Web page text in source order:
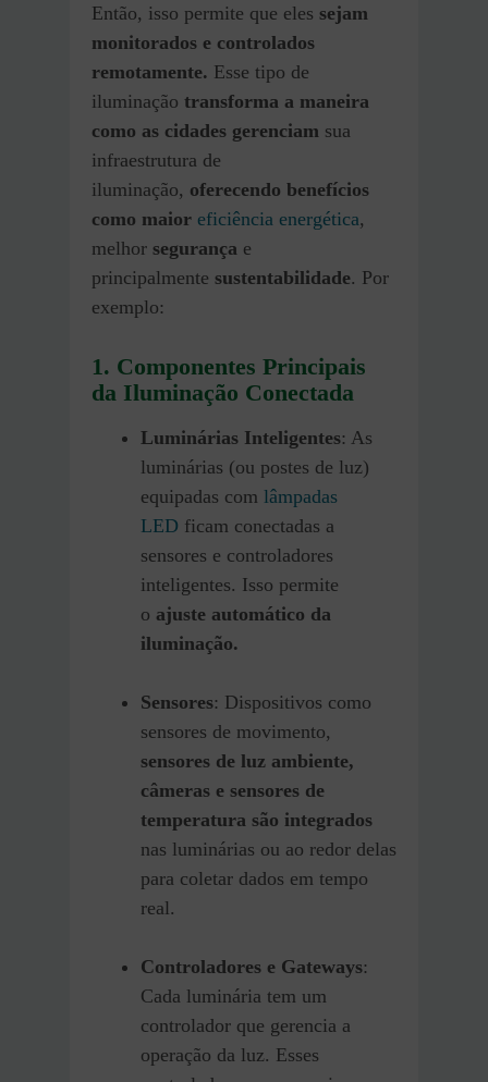
Então, isso permite que eles sejam
monitorados e controlados
remotamente. Esse tipo de
iluminação transforma a maneira
como as cidades gerenciam sua
infraestrutura de
iluminação, oferecendo benefícios
como maior eficiência energética,
melhor segurança e
principalmente sustentabilidade. Por
exemplo:
1. Componentes Principais
da Iluminação Conectada
Luminárias Inteligentes: As
luminárias (ou postes de luz)
equipadas com lâmpadas
LED ficam conectadas a
sensores e controladores
inteligentes. Isso permite
o ajuste automático da
iluminação.
Sensores: Dispositivos como
sensores de movimento,
sensores de luz ambiente,
câmeras e sensores de
temperatura são integrados
nas luminárias ou ao redor delas
para coletar dados em tempo
real.
Controladores e Gateways:
Cada luminária tem um
controlador que gerencia a
operação da luz. Esses